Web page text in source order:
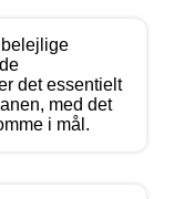
det essentielt
med det
i mål.